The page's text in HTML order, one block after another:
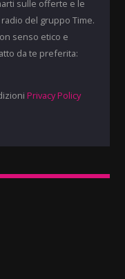
sulle offerte e le
del gruppo Time.
senso etico e
da te preferita:
Privacy Policy